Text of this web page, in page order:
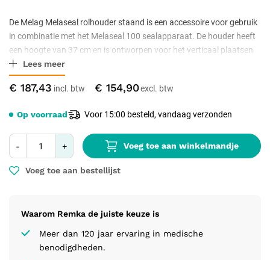
€ 187,43 € 154,90
- + Voeg toe aan winkelmandje
Voeg toe aan bestellijst
Waarom Remka de juiste keuze is
Meer dan 120 jaar ervaring in medische
benodigdheden.
Op voorraad Voor 15:00 besteld, vandaag verzonden
De Melag Melaseal rolhouder staand is een accessoire voor gebruik
in combinatie met het Melaseal 100 sealapparaat. De houder heeft
een hoogte van 37 cm en is ontworpen voor het verticaal plaatsen
van verpakkingsrollen. Door de staande uitvoering wordt het
afrollen van sealrollen tijdens het verpakkingsproces overzichtelijk
ondersteund. De rolhouder is geschikt voor toepassing naast het
Lees meer